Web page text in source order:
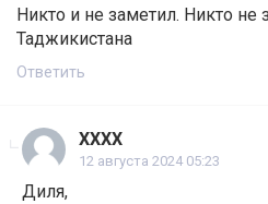
Никто и не заметил. Никто не
Таджикистана
Ответить
ХХХХ
12 августа 2024 05:23
Диля,